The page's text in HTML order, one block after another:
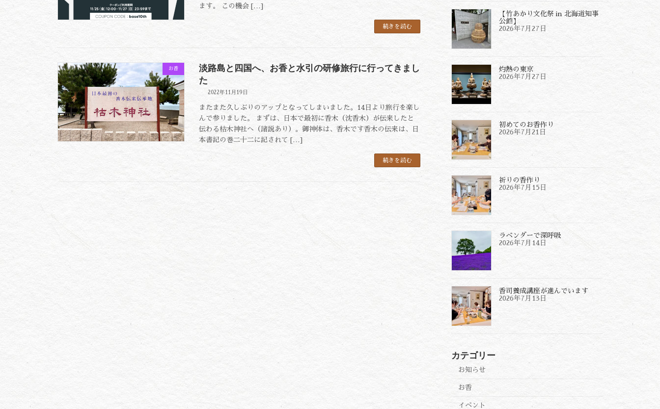
ます。 この機会 […]
続きを読む
お香
淡路島と四国へ、お香と水引の研修旅行に行ってきまし
た
2022年11月19日
またまた久しぶりのアップとなってしまいました。14日より旅行を楽し
んで参りました。 まずは、日本で最初に香木（沈香木）が伝来したと
伝わる枯木神社へ（諸説あり）。御神体は、香木です香木の伝来は、日
本書記の巻二十二に記されて […]
続きを読む
【竹あかり文化祭 in 北海道知事
公館】
2026年7月27日
灼熱の東京
2026年7月27日
初めてのお香作り
2026年7月21日
祈りの香作り
2026年7月15日
ラベンダーで深呼吸
2026年7月14日
香司養成講座が進んでいます
2026年7月13日
カテゴリー
お知らせ
お香
イベント